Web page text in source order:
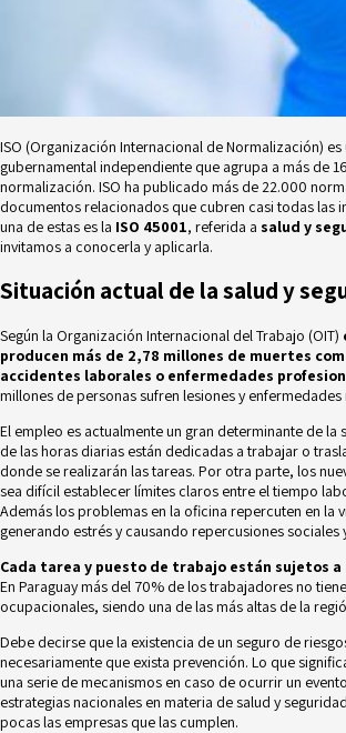
ISO (Organización Internacional de Normalización)
gubernamental independiente que agrupa a más de
normalización. ISO ha publicado más de 22.000
documentos relacionados que cubren casi todas las
una de estas es la ISO 45001, referida a salud y
invitamos a conocerla y aplicarla.
Situación actual de la salud y
Según la Organización Internacional del Trabajo (OIT)
producen más de 2,78 millones de muertes
accidentes laborales o enfermedades
millones de personas sufren lesiones y enfermedades
El empleo es actualmente un gran determinante de la
de las horas diarias están dedicadas a trabajar o
donde se realizarán las tareas. Por otra parte, los
sea difícil establecer límites claros entre el tiempo
Además los problemas en la oficina repercuten en la
generando estrés y causando repercusiones sociales
Cada tarea y puesto de trabajo están sujetos
En Paraguay más del 70% de los trabajadores no
ocupacionales, siendo una de las más altas de la
Debe decirse que la existencia de un seguro de
necesariamente que exista prevención. Lo que
una serie de mecanismos en caso de ocurrir un
estrategias nacionales en materia de salud y
pocas las empresas que las cumplen.